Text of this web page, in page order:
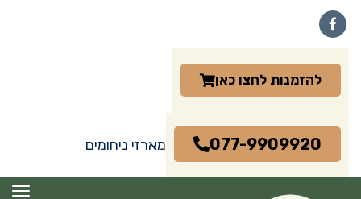
Facebook
להזמנות לחצו כאן
077-9909920 מארזי ניחומים